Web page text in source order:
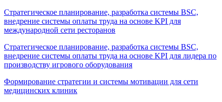
Стратегическое планирование, разработка системы BSC,
внедрение системы оплаты труда на основе KPI для
международной сети ресторанов
Стратегическое планирование, разработка системы BSC,
внедрение системы оплаты труда на основе KPI для лидера по
производству игрового оборудования
Формирование стратегии и системы мотивации для сети
медицинских клиник